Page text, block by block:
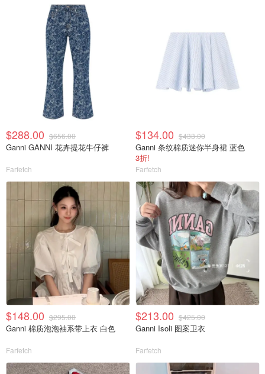
$288.00 $656.00
Ganni GANNI 花卉提花牛仔裤
Farfetch
$134.00 $433.00
Ganni 条纹棉质迷你半身裙 蓝色
3折!
Farfetch
$148.00 $295.00
Ganni 棉质泡泡袖系带上衣 白色
Farfetch
$213.00 $425.00
Ganni Isoli 图案卫衣
Farfetch